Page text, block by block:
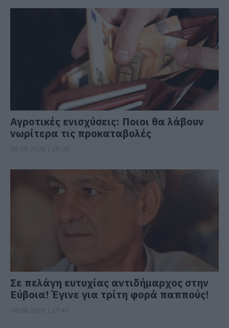
Αγροτικές ενισχύσεις: Ποιοι θα λάβουν
νωρίτερα τις προκαταβολές
Σε πελάγη ευτυχίας αντιδήμαρχος στην
Εύβοια! Έγινε για τρίτη φορά παππούς!